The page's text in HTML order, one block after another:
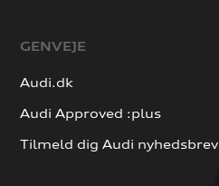
GENVEJE
Audi.dk
Audi Approved :plus
Tilmeld dig Audi nyhedsbrev